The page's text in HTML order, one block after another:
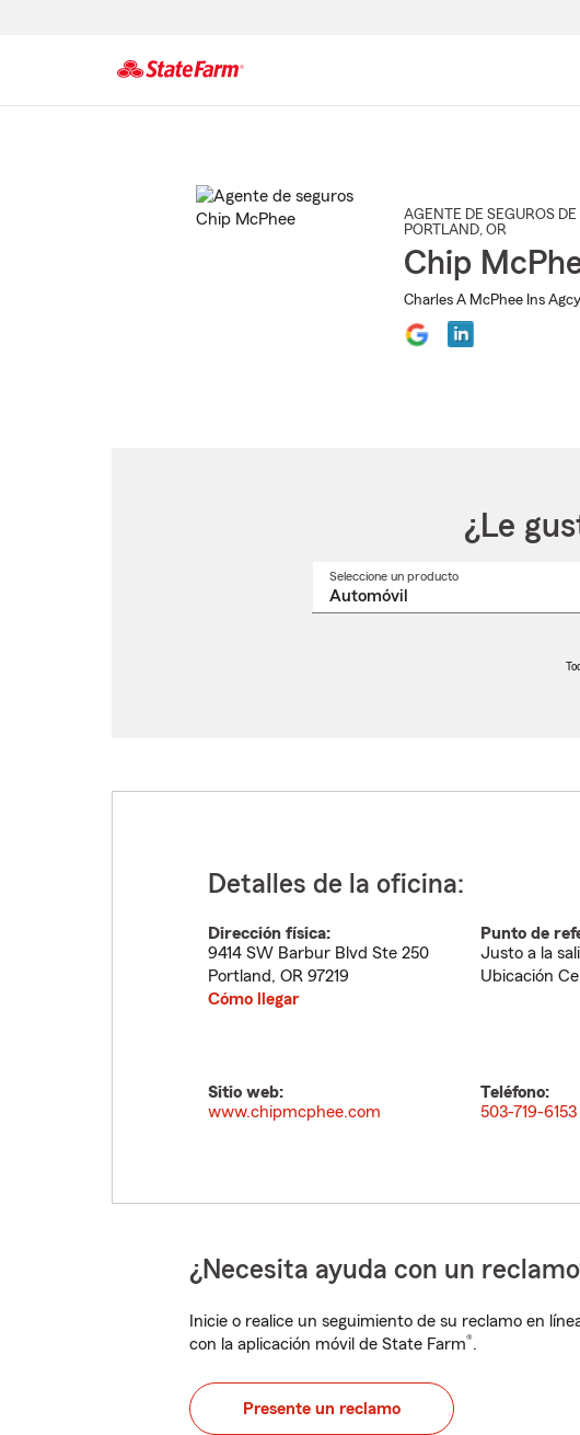
AGENTE DE SEGUROS DE
PORTLAND, OR
Chip
Charles A McPhee Ins
¿Le
Seleccione un productoSeleccione
Detalles de la oficina:
Dirección física:
9414 SW Barbur Blvd Ste 250
Portland, OR 97219
Cómo llegar
Punto de
Justo a la
Ubicación
Sitio web:
www.chipmcphee.com
Teléfono:
503-719-6153
¿Necesita ayuda con un
Inicie o realice un seguimiento de su reclamo en
con la aplicación móvil de State Farm®.
Presente un reclamo